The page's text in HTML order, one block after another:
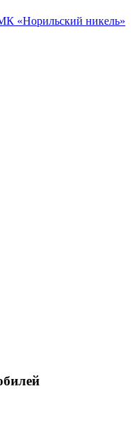
«Норильский никель»